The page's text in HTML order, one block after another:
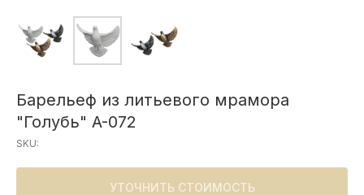
Барельеф из литьевого мрамора
"Голубь" A-072
SKU:
УТОЧНИТЬ СТОИМОСТЬ